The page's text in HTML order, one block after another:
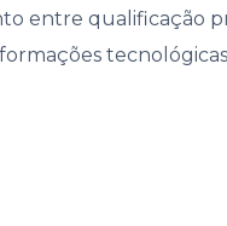
entre qualificação